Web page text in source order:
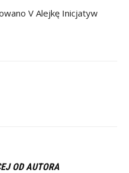
V Alejkę Inicjatyw
OD AUTORA